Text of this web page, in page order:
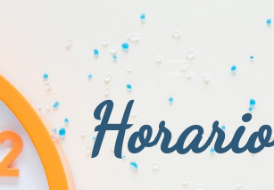
Horario